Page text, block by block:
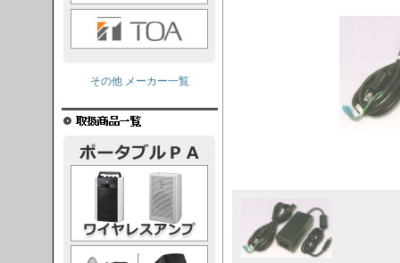
その他 メーカー一覧